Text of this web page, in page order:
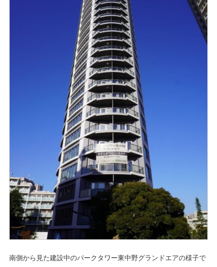
南側から見た建設中のパークタワー東中野グランドエアの様子で